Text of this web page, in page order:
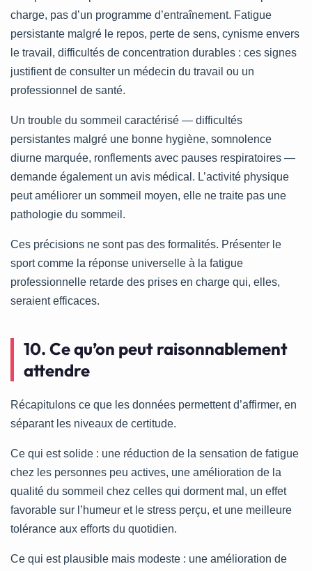
charge, pas d’un programme d’entraînement. Fatigue
persistante malgré le repos, perte de sens, cynisme envers
le travail, difficultés de concentration durables : ces signes
justifient de consulter un médecin du travail ou un
professionnel de santé.
Un trouble du sommeil caractérisé — difficultés
persistantes malgré une bonne hygiène, somnolence
diurne marquée, ronflements avec pauses respiratoires —
demande également un avis médical. L’activité physique
peut améliorer un sommeil moyen, elle ne traite pas une
pathologie du sommeil.
Ces précisions ne sont pas des formalités. Présenter le
sport comme la réponse universelle à la fatigue
professionnelle retarde des prises en charge qui, elles,
seraient efficaces.
10. Ce qu’on peut raisonnablement
attendre
Récapitulons ce que les données permettent d’affirmer, en
séparant les niveaux de certitude.
Ce qui est solide : une réduction de la sensation de fatigue
chez les personnes peu actives, une amélioration de la
qualité du sommeil chez celles qui dorment mal, un effet
favorable sur l’humeur et le stress perçu, et une meilleure
tolérance aux efforts du quotidien.
Ce qui est plausible mais modeste : une amélioration de